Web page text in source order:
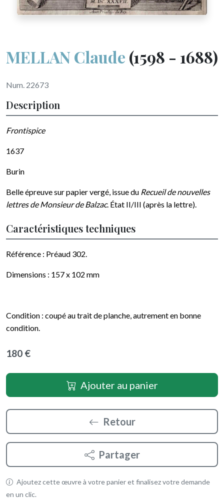
MELLAN Claude (1598 - 1688)
Num. 22673
Description
Frontispice
1637
Burin
Belle épreuve sur papier vergé, issue du Recueil de nouvelles
lettres de Monsieur de Balzac. État II/III (après la lettre).
Caractéristiques techniques
Référence : Préaud 302.
Dimensions : 157 x 102 mm
Condition : coupé au trait de planche, autrement en bonne
condition.
180 €
Ajouter au panier
Retour
Partager
Ajoutez cette œuvre à votre panier et finalisez votre demande
en un clic.